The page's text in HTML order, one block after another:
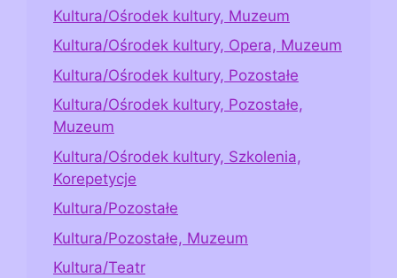
Kultura/Ośrodek kultury, Muzeum
Kultura/Ośrodek kultury, Opera, Muzeum
Kultura/Ośrodek kultury, Pozostałe
Kultura/Ośrodek kultury, Pozostałe,
Muzeum
Kultura/Ośrodek kultury, Szkolenia,
Korepetycje
Kultura/Pozostałe
Kultura/Pozostałe, Muzeum
Kultura/Teatr